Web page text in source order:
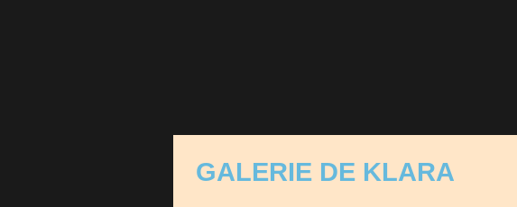
GALERIE DE KLARA